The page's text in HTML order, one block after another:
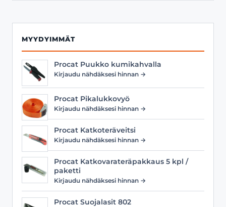
MYYDYIMMÄT
Procat Puukko kumikahvalla
Kirjaudu nähdäksesi hinnan →
Procat Pikalukkovyö
Kirjaudu nähdäksesi hinnan →
Procat Katkoteräveitsi
Kirjaudu nähdäksesi hinnan →
Procat Katkovarateräpakkaus 5 kpl /
paketti
Kirjaudu nähdäksesi hinnan →
Procat Suojalasit 802